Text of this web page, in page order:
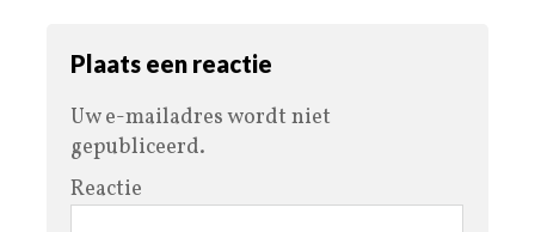
Plaats een reactie
Uw e-mailadres wordt niet
gepubliceerd.
Reactie